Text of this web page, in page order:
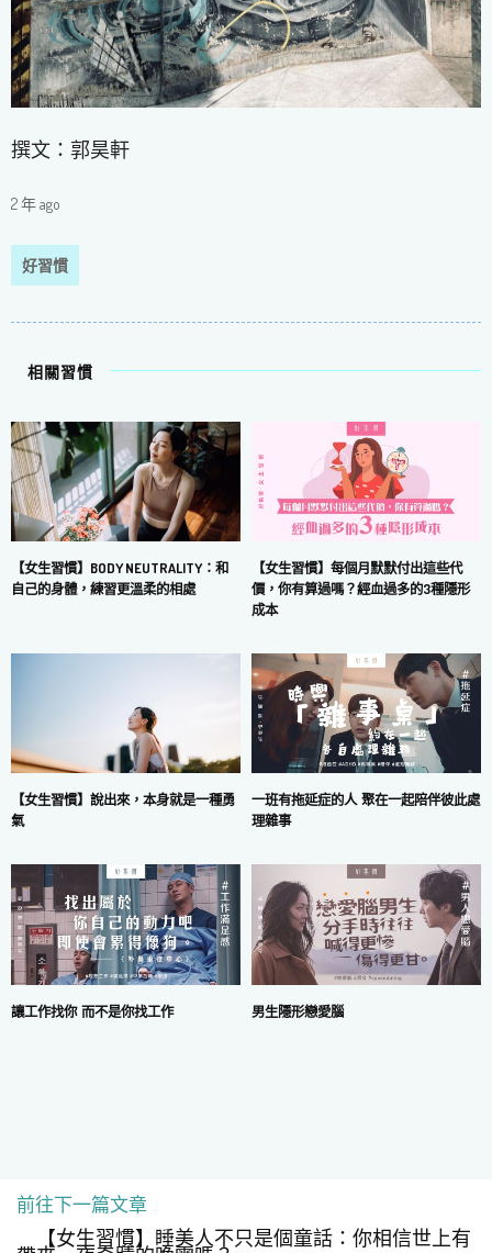
撰文：郭昊軒
2 年 ago
好習慣
相關習慣
【女生習慣】BODY NEUTRALITY：和
自己的身體，練習更溫柔的相處
【女生習慣】每個月默默付出這些代
價，你有算過嗎？經血過多的3種隱形
成本
【女生習慣】說出來，本身就是一種勇
氣
一班有拖延症的人 聚在一起陪伴彼此處
理雜事
讓工作找你 而不是你找工作 男生隱形戀愛腦
前往下一篇文章
【女生習慣】睡美人不只是個童話：你相信世上有
使用條款|私隱政策